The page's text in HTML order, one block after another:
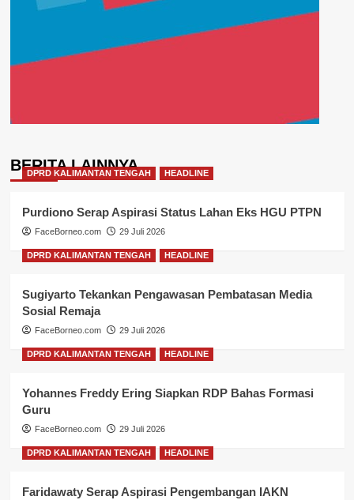
BERITA LAINNYA
DPRD KALIMANTAN TENGAH HEADLINE
Purdiono Serap Aspirasi Status Lahan Eks HGU PTPN
FaceBorneo.com 29 Juli 2026
DPRD KALIMANTAN TENGAH HEADLINE
Sugiyarto Tekankan Pengawasan Pembatasan Media
Sosial Remaja
FaceBorneo.com 29 Juli 2026
DPRD KALIMANTAN TENGAH HEADLINE
Yohannes Freddy Ering Siapkan RDP Bahas Formasi
Guru
FaceBorneo.com 29 Juli 2026
DPRD KALIMANTAN TENGAH HEADLINE
Faridawaty Serap Aspirasi Pengembangan IAKN